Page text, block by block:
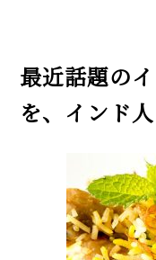
最近話題の
を、インド